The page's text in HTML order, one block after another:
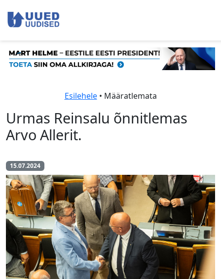
Esilehele• Määratlemata
Urmas Reinsalu õnnitlemas
Arvo Allerit.
15.07.2024